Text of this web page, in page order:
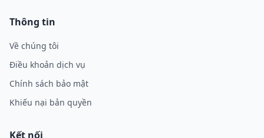
Thông tin
Về chúng tôi
Điều khoản dịch vụ
Chính sách bảo mật
Khiếu nại bản quyền
Kết nối